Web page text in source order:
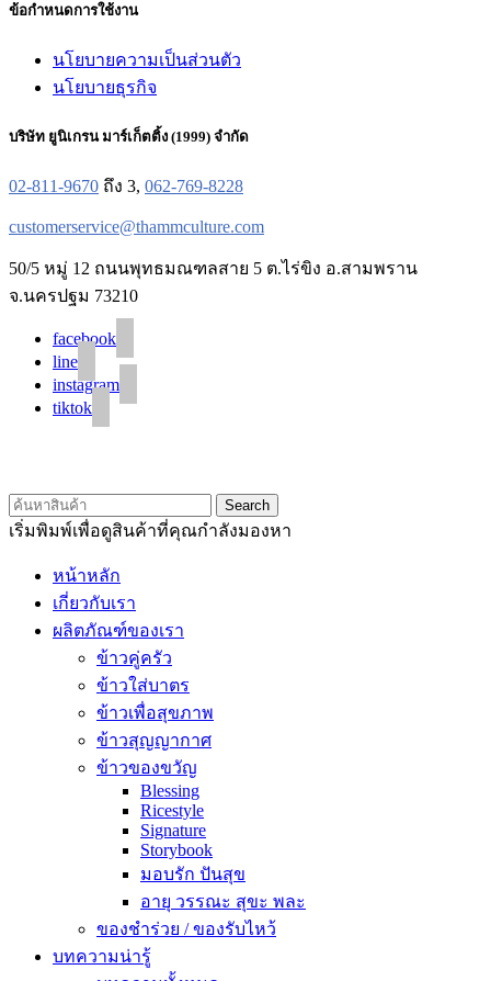
ข้อกำหนดการใช้งาน
นโยบายความเป็นส่วนตัว
นโยบายธุรกิจ
บริษัท ยูนิเกรน มาร์เก็ตติ้ง (1999) จำกัด
02-811-9670 ถึง 3, 062-769-8228
customerservice@thammculture.com
50/5 หมู่ 12 ถนนพุทธมณฑลสาย 5 ต.ไร่ขิง อ.สามพราน
จ.นครปฐม 73210
facebook
line
instagram
tiktok
Search
เริ่มพิมพ์เพื่อดูสินค้าที่คุณกำลังมองหา
หน้าหลัก
เกี่ยวกับเรา
ผลิตภัณฑ์ของเรา
ข้าวคู่ครัว
ข้าวใส่บาตร
ข้าวเพื่อสุขภาพ
ข้าวสุญญากาศ
ข้าวของขวัญ
Blessing
Ricestyle
Signature
Storybook
มอบรัก ปันสุข
อายุ วรรณะ สุขะ พละ
ของชำร่วย / ของรับไหว้
บทความน่ารู้